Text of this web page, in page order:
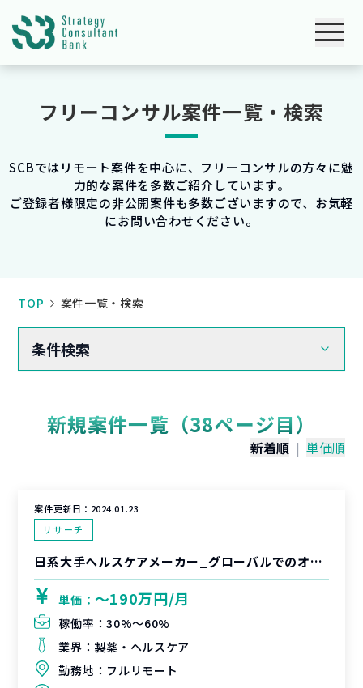
フリーコンサル案件一覧・検索
SCBではリモート案件を中心に、フリーコンサルの方々に魅
力的な案件を多数ご紹介しています。
ご登録者様限定の非公開案件も多数ございますので、お気軽
にお問い合わせください。
TOP 案件一覧・検索
条件検索
新規案件一覧（38ページ目）
新着順 | 単価順
案件更新日： 2024.01.23
リサーチ
日系大手ヘルスケアメーカー_グローバルでのオンラインチャネル拡販戦略に向けた市場/プレイヤー調査
単価： 〜190万円/月
稼働率：30%〜60%
業界： 製薬・ヘルスケア
勤務地： フルリモート